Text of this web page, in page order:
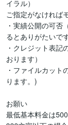
イラル）
ご指定がなければ
・実績公開の可否
るとありがたいです
・クレジット表
おります）
・ファイルカッ
ります。)
お願い
最低基本料金は